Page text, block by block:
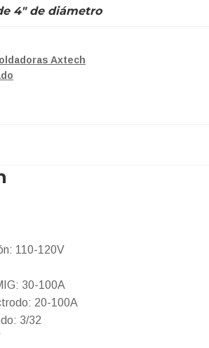
4″ de diámetro
Axtech
110-120V
30-100A
20-100A
3/32